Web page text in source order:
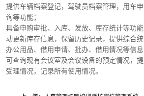
提供车辆档案登记，驾驶员档案管理，用车
询等功能；
具备申购审批、入库、发放、库存统计等功
动更新库存信息，保留历史记录，提供综合
办公用品、借用申请、批办、借用情况等信息
可查询现有会议室及会议设备的预定情况，
受理情况，记录所有使用情况。